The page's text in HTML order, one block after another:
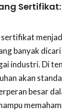
banyak
industri. Di
akan
besar